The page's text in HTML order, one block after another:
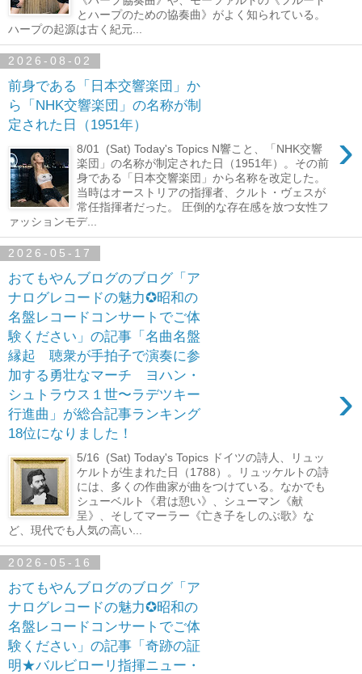
とハープのための協奏曲》がよく知られている。
ハープの起源は古く紀元...
2026-08-02
前身である「日本交響楽団」か
ら「NHK交響楽団」の名称が制
定された日（1951年）
›
8/01 (Sat) Today's Topics N響こと、「NHK交響
楽団」の名称が制定された日（1951年）。その前
身である「日本交響楽団」から名称を改定した。
当時はオーストリアの指揮者、クルト・ヴェスが
常任指揮者だった。 圧倒的な存在感を放つ女性フ
ァッションモデ...
2026-05-17
おてもやんブログのブログ「ア
ナログレコードの魅力✪昭和の
名盤レコードコンサートでご体
験ください」の記事「名曲名盤
縁起 聴衆が手拍子で演奏に参
加する勇壮なマーチ ヨハン・
シュトラウス１世〜ラデツキー
行進曲」が総合記事ランキング
18位になりました！
›
5/16 (Sat) Today's Topics ドイツの詩人、リュッ
ケルトが生まれた日（1788）。リュッケルトの詩
には、多くの作曲家が曲をつけている。なかでも
シューベルト《君は憩い》、シューマン《献
呈》、そしてマーラー《亡き子をしのぶ歌》な
ど、現代でも人気の高い...
2026-05-16
おてもやんブログのブログ「ア
ナログレコードの魅力✪昭和の
名盤レコードコンサートでご体
験ください」の記事「奇跡の証
明★バルビローリ指揮ニュー・